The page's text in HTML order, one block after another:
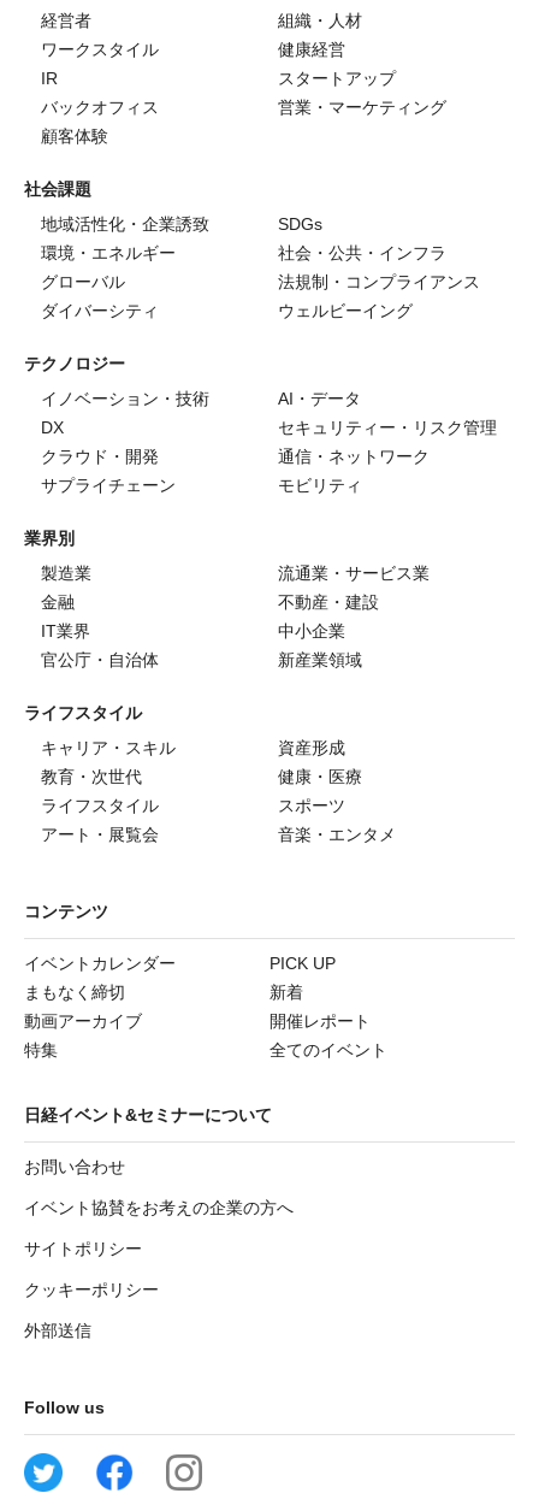
経営者
組織・人材
ワークスタイル
健康経営
IR
スタートアップ
バックオフィス
営業・マーケティング
顧客体験
社会課題
地域活性化・企業誘致
SDGs
環境・エネルギー
社会・公共・インフラ
グローバル
法規制・コンプライアンス
ダイバーシティ
ウェルビーイング
テクノロジー
イノベーション・技術
AI・データ
DX
セキュリティー・リスク管理
クラウド・開発
通信・ネットワーク
サプライチェーン
モビリティ
業界別
製造業
流通業・サービス業
金融
不動産・建設
IT業界
中小企業
官公庁・自治体
新産業領域
ライフスタイル
キャリア・スキル
資産形成
教育・次世代
健康・医療
ライフスタイル
スポーツ
アート・展覧会
音楽・エンタメ
コンテンツ
イベントカレンダー
PICK UP
まもなく締切
新着
動画アーカイブ
開催レポート
特集
全てのイベント
日経イベント&セミナーについて
お問い合わせ
イベント協賛をお考えの企業の方へ
サイトポリシー
クッキーポリシー
外部送信
Follow us